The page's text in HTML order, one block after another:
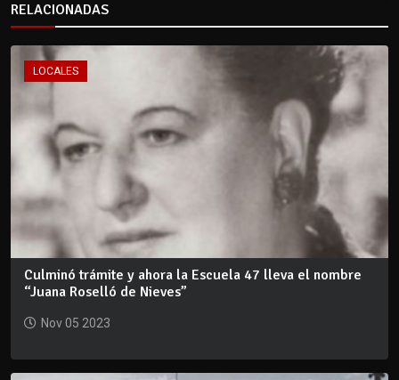
RELACIONADAS
LOCALES
Culminó trámite y ahora la Escuela 47 lleva el nombre
“Juana Roselló de Nieves”
Nov 05 2023